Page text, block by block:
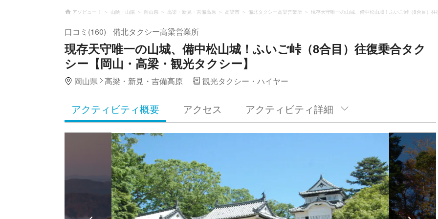
アソビュー！ 山陰・山陽 岡山県 高梁・新見・吉備高原 高梁市 備北タクシー高梁営業所 現存天守唯一の山城、備中松山城！ふいご峠（8合目）往
口コミ(160) 備北タクシー高梁営業所
現存天守唯一の山城、備中松山城！ふいご峠（8合目）往復乗合タク
シー【岡山・高梁・観光タクシー】
岡山県 高梁・新見・吉備高原 観光タクシー・ハイヤー
アクティビティ概要 アクセス アクティビティ詳細